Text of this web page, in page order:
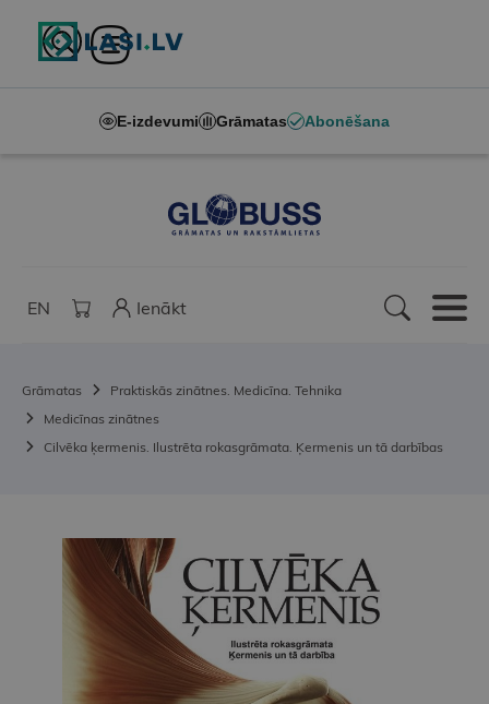
E-izdevumi Grāmatas Abonēšana
EN Ienākt
Grāmatas
Praktiskās zinātnes. Medicīna. Tehnika
Medicīnas zinātnes
Cilvēka ķermenis. Ilustrēta rokasgrāmata. Ķermenis un tā darbības